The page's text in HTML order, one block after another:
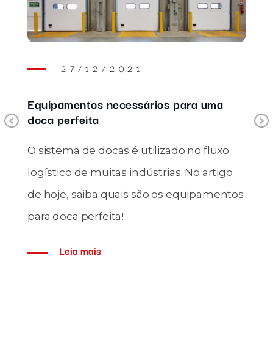
Previous
27/12/2021
Equipamentos necessários para uma
doca perfeita
O sistema de docas é utilizado no fluxo
logístico de muitas indústrias. No artigo
de hoje, saiba quais são os equipamentos
para doca perfeita!
Leia mais